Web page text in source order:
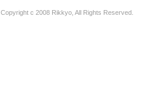
Copyright c 2008 Rikkyo, All Rights Reserved.